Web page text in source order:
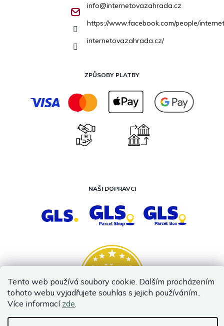
Tento web používá soubory cookie. Dalším procházením
tohoto webu vyjadřujete souhlas s jejich používáním..
Více informací zde.
info@internetovazahrada.cz
https://www.facebook.com/people/
internetovazahrada.cz/
ZPŮSOBY PLATBY
NAŠI DOPRAVCI